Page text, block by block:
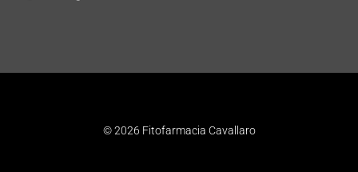
© 2026 Fitofarmacia Cavallaro